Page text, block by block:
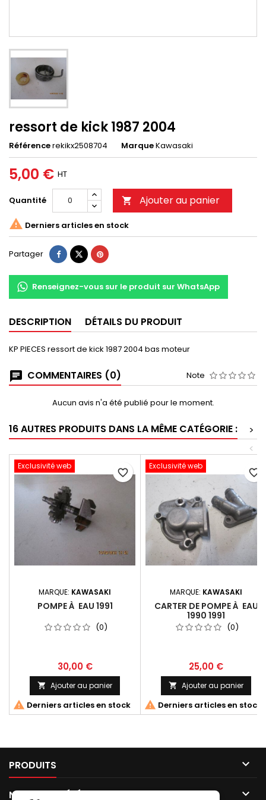
ressort de kick 1987 2004
Référencerekikx2508704 MarqueKawasaki
5,00 € HT
Quantité  Ajouter au panier
 Derniers articles en stock
Partager
Renseignez-vous sur le produit sur WhatsApp
DESCRIPTION DÉTAILS DU PRODUIT
KP PIECES ressort de kick 1987 2004 bas moteur
COMMENTAIRES (0) Note
Aucun avis n'a été publié pour le moment.
16 AUTRES PRODUITS DANS LA MÊME CATÉGORIE :
>
<
Exclusivité web
MARQUE: KAWASAKI
POMPE À EAU 1991
(0)
30,00 €
 Ajouter au panier
 Derniers articles en stock
favorite_border
Exclusivité web
MARQUE: KAWASAKI
CARTER DE POMPE À EAU
1990 1991
(0)
25,00 €
 Ajouter au panier
 Derniers articles en stock
favorite_border
PRODUITS 
NOTRE SOCIÉTÉ 